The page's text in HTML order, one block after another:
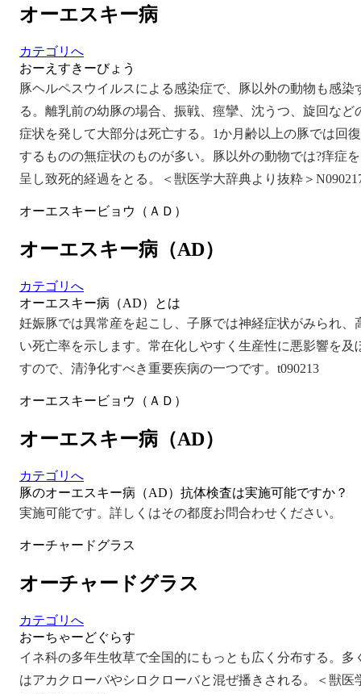
オーエスキー病
カテゴリへ
おーえすきーびょう
豚ヘルペスウイルスによる感染症で、豚以外の動物も感染
る。離乳前の幼豚の場合、振戦、痙攣、沈うつ、旋回など
症状を発して大部分は死亡する。1か月齢以上の豚では回復
するものの無症状のものが多い。豚以外の動物では?痒症を
呈し致死的経過をとる。＜獣医学大辞典より抜粋＞
オーエスキービョウ（ＡＤ）
オーエスキー病（AD）
カテゴリへ
オーエスキー病（AD）とは
妊娠豚では異常産を起こし、子豚では神経症状がみられ、
い死亡率を示します。常在化しやすく生産性に悪影響を及
すので、清浄化すべき重要疾病の一つです。t090213
オーエスキービョウ（ＡＤ）
オーエスキー病（AD）
カテゴリへ
豚のオーエスキー病（AD）抗体検査は実施可能ですか？
実施可能です。詳しくはその都度お問合わせください。
オーチャードグラス
オーチャードグラス
カテゴリへ
おーちゃーどぐらす
イネ科の多年生牧草で全国的にもっとも広く分布する。多
はアカクローバやシロクローバと混ぜ播きされる。＜獣医